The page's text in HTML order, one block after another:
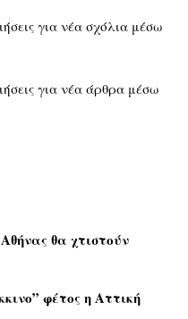
για νέα σχόλια μέσω
για νέα άρθρα μέσω
θα χτιστούν
φέτος η Αττική